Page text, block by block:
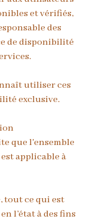
et vérifiés,
des
de disponibilité
utiliser ces
exclusive.
que l'ensemble
applicable à
tout ce qui est
l’état à des fins